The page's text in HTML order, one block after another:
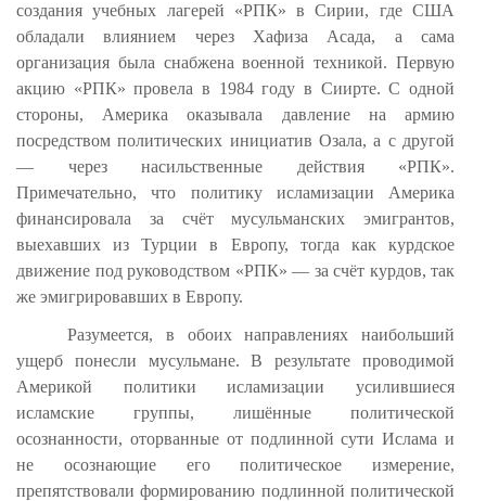
создания учебных лагерей «РПК» в Сирии, где США
обладали влиянием через Хафиза Асада, а сама
организация была снабжена военной техникой. Первую
акцию «РПК» провела в 1984 году в Сиирте. С одной
стороны, Америка оказывала давление на армию
посредством политических инициатив Озала, а с другой
— через насильственные действия «РПК».
Примечательно, что политику исламизации Америка
финансировала за счёт мусульманских эмигрантов,
выехавших из Турции в Европу, тогда как курдское
движение под руководством «РПК» — за счёт курдов, так
же эмигрировавших в Европу.
Разумеется, в обоих направлениях наибольший
ущерб понесли мусульмане. В результате проводимой
Америкой политики исламизации усилившиеся
исламские группы, лишённые политической
осознанности, оторванные от подлинной сути Ислама и
не осознающие его политическое измерение,
препятствовали формированию подлинной политической